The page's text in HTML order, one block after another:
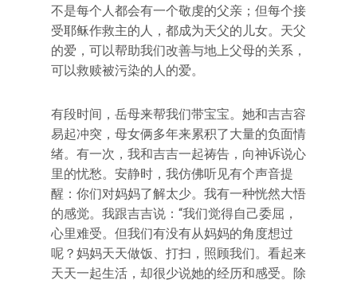
不是每个人都会有一个敬虔的父亲；但每个接
受耶稣作救主的人，都成为天父的儿女。天父
的爱，可以帮助我们改善与地上父母的关系，
可以救赎被污染的人的爱。
有段时间，岳母来帮我们带宝宝。她和吉吉容
易起冲突，母女俩多年来累积了大量的负面情
绪。有一次，我和吉吉一起祷告，向神诉说心
里的忧愁。安静时，我仿佛听见有个声音提
醒：你们对妈妈了解太少。我有一种恍然大悟
的感觉。我跟吉吉说：“我们觉得自己委屈，
心里难受。但我们有没有从妈妈的角度想过
呢？妈妈天天做饭、打扫，照顾我们。看起来
天天一起生活，却很少说她的经历和感受。除